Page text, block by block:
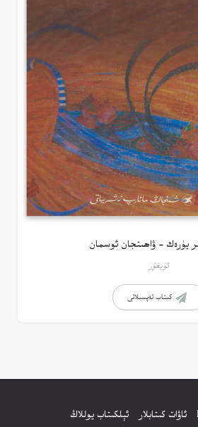
يۈرەك – ۋاھىتجان ئوسمان
ئۇيغۇر
كىتاب تەپسىلاتى
ئاۋات كىتابلار
ئېلكىتاب يوللاڭ